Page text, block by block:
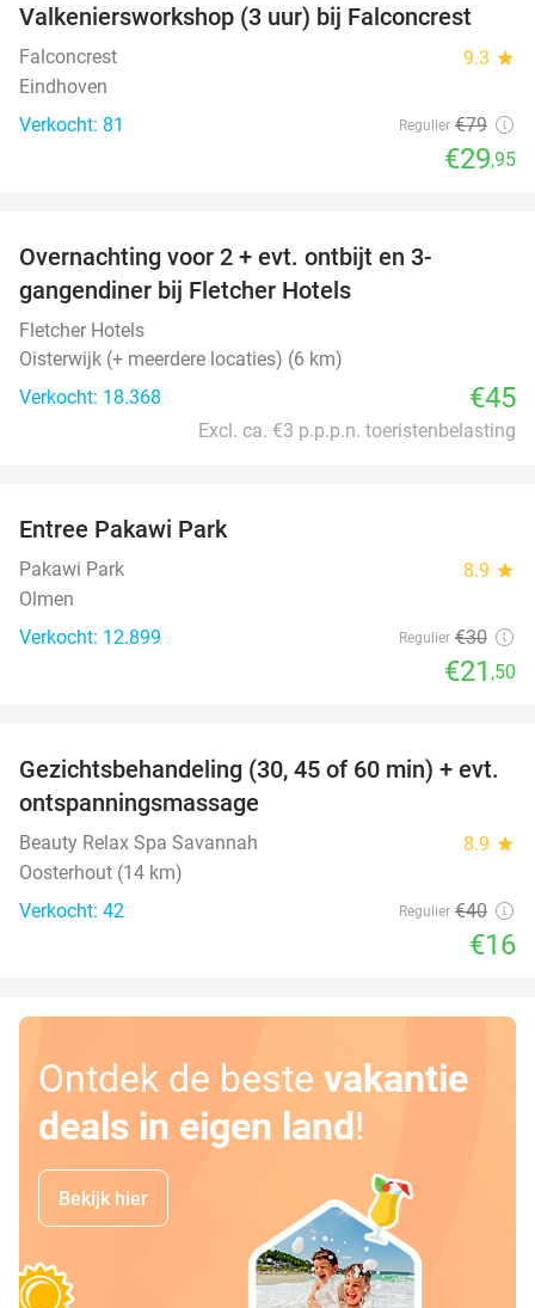
62%
Valkeniersworkshop (3 uur) bij Falconcrest
Falconcrest 9.3 star
Eindhoven
Verkocht: 81
Regulier €79
€29,95
Overnachting voor 2 + evt. ontbijt en 3-
gangendiner bij Fletcher Hotels
Fletcher Hotels
Oisterwijk (+ meerdere locaties) (6 km)
Verkocht: 18.368
€45
Excl. ca. €3 p.p.p.n. toeristenbelasting
Entree Pakawi Park
Pakawi Park 8.9 star
Olmen
Verkocht: 12.899
Regulier €30
€21 ,50
60%
Gezichtsbehandeling (30, 45 of 60 min) + evt.
ontspanningsmassage
Beauty Relax Spa Savannah 8.9 star
Oosterhout (14 km)
Verkocht: 42
Regulier €40
€16
Ontdek de beste vakantie
deals in eigen land!
Bekijk hier